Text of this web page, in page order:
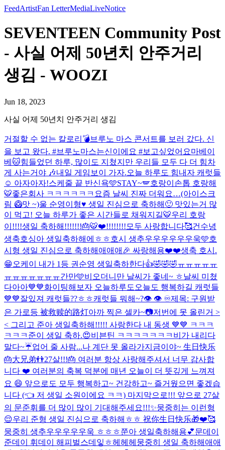
FeedArtistFan LetterMediaLiveNotice
SEVENTEEN Community Post
- 사실 어제 50년치 안주거리
생김 - WOOZI
Jun 18, 2023
사실 어제 50년치 안주거리 생김
거절할 수 없는 칼로리💣브루노 마스 콘서트를 보러 갔다. 신
을 보고 왔다. #브루노마스는신이에요 #보고싶었어요마베이
베 🐱힘들었던 하루, 많이도 지쳤지만 우리들 모두 다 더 힘차
게 사는거야 🎶내일 게임보이 가자.오늘 하루도 힘내자 캐럿들
☺️ 아자아자!스케줄 끝 반신욕🩵STAY~🪽호랑이손톱 호랑해
🐯좋은회사 ㅋㅋㅋㅋㅋㅋ 요즘 날씨 진짜 더워요…(아이스크
림 🥝맛 ~)울 순영이형♥️ 생일 진심으로 축하해🙂 맛있는거 많
이 먹고! 오늘 하루가 좋은 시간들로 채워지길🐯우리 호랑
이!!!!생일 축하해!!!!!!!🎂🐯❤️!!!!!!!! 모두 사랑합니다🥰건수녕
생축호싱아 생일축하해에ㅎㅎ호시 생추우우우우우우욱🩵호
시형 생일 진심으로 축하해애애애🎉 싸랑해용❤️❤️생축 호시.
😁오케이 내가 1등 권순영 생일축하한다👍🤣🤣🤣ㅠㅠㅠㅠㅠ
ㅠㅠㅠㅠㅠㅠㅠ간만🩵비오더니만 날씨가 좋네~ ㅎ날씨 미쳤
다아아💙💙화이팅해보자 오늘하루도 오늘도 행복하길 캐럿들
💙💙잘있져 캐럿들??ㅎㅎ캐럿들 뭐해~?👁️ 👁️ ♾️제목: 구원받
은 가로등 被救赎的路灯아까 찍은 셀카~📷저번에 못 올린거 >
< 그리고 준아 생일축하해!!!!! 사랑한다 내 동생 💙💙 ㅋㅋㅋ
ㅋㅋㅋ 준이 생일 축하.😍비븐틴 ㅋㅋㅋㅋㅋㅋㅋ 비가 내리다
말다~☔️업어 줄 사람...나 계단 못 올라가지금이야~ 生日快乐
🎂大兄弟👬27살!!!🎂 여러분 항상 사랑해주셔서 너무 감사합
니다 ❤️ 여러분의 축복 덕분에 매년 오늘이 더 뜻깊게 느껴져
요 😄 앞으로도 모두 행복하고~ 건강하고~ 즐거웠으면 좋겠습
니다 (👈 저 생일 소원이에요 ㅋㅋ) 마지막으로!!! 앞으로 27살
의 문준휘를 더 많이 많이 기대해주세요!!!✨뭉중히는 이런형
😌우리 준형 생일 진심으로 축하해ㅎㅎ 祝你生日快乐🎁❤️🥰
뭉중히 생추우우우우우욱 ㅎㅎㅎ쭌아 생일축하해용💕문데이
준데이 휘데이 해피벌스데잏ㅎ헤헤헤 뭉중히 생일 축하해애애